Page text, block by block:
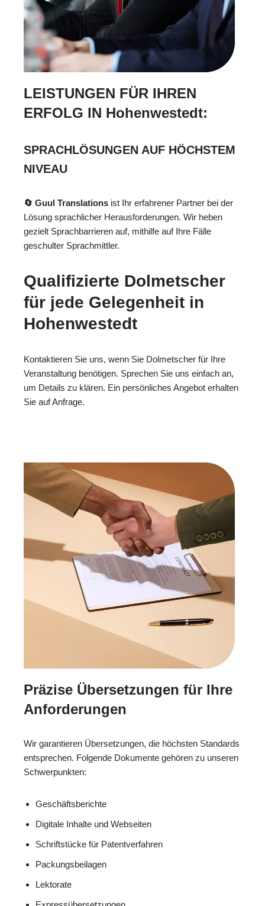
LEISTUNGEN FÜR IHREN
ERFOLG IN Hohenwestedt:
SPRACHLÖSUNGEN AUF HÖCHSTEM
NIVEAU
🔄 Guul Translations ist Ihr erfahrener Partner bei der
Lösung sprachlicher Herausforderungen. Wir heben
gezielt Sprachbarrieren auf, mithilfe auf Ihre Fälle
geschulter Sprachmittler.
Qualifizierte Dolmetscher
für jede Gelegenheit in
Hohenwestedt
Kontaktieren Sie uns, wenn Sie Dolmetscher für Ihre
Veranstaltung benötigen. Sprechen Sie uns einfach an,
um Details zu klären. Ein persönliches Angebot erhalten
Sie auf Anfrage.
Präzise Übersetzungen für Ihre
Anforderungen
Wir garantieren Übersetzungen, die höchsten Standards
entsprechen. Folgende Dokumente gehören zu unseren
Schwerpunkten:
Geschäftsberichte
Digitale Inhalte und Webseiten
Schriftstücke für Patentverfahren
Packungsbeilagen
Lektorate